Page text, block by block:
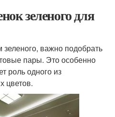
зеленого для
важно подобрать
пары. Это особенно
роль одного из
цветов.